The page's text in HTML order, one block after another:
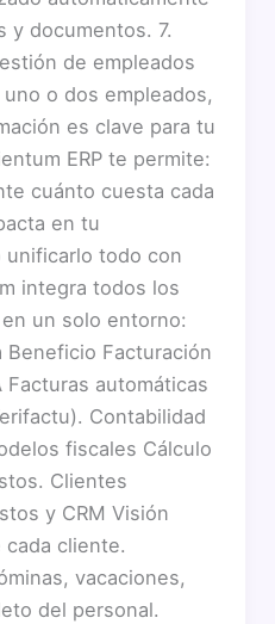
y documentos. 7.
de empleados
o dos empleados,
es clave para tu
ERP te permite:
cuánto cuesta cada
en tu
unificarlo todo con
integra todos los
un solo entorno:
Facturación
Facturas automáticas
Contabilidad
fiscales Cálculo
Clientes
y CRM Visión
cliente.
vacaciones,
del personal.